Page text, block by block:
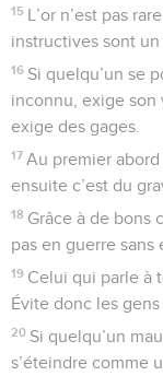
15 L’or n’est pas
instructives sont
16 Si quelqu’un se
inconnu, exige son
exige des gages.
17 Au premier
ensuite c’est du
18 Grâce à de bons
pas en guerre sans
19 Celui qui parle à
Évite donc les
20 Si quelqu’un
s’éteindre comme